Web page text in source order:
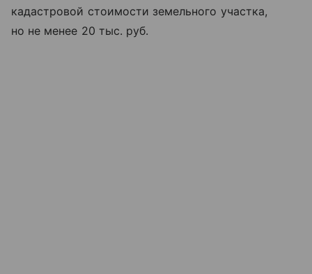
кадастровой стоимости земельного участка,
но не менее 20 тыс. руб.